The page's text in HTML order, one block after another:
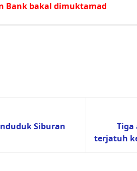
Bank bakal dimuktamad
Siburan
Tiga
terjatuh